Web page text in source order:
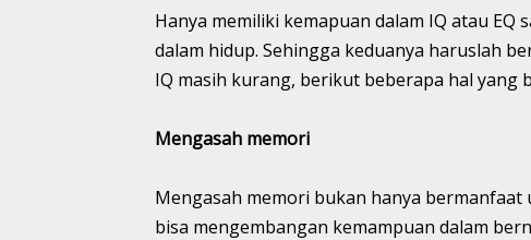
Hanya memiliki kemapuan dalam IQ atau
dalam hidup. Sehingga keduanya haruslah
IQ masih kurang, berikut beberapa hal yang
Mengasah memori
Mengasah memori bukan hanya
bisa mengembangan kemampuan dalam